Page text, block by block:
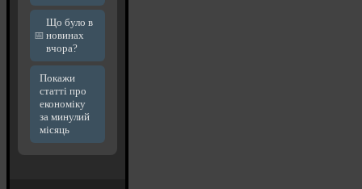
Що було в
новинах
вчора?
Покажи
статті про
економіку
за минулий
місяць